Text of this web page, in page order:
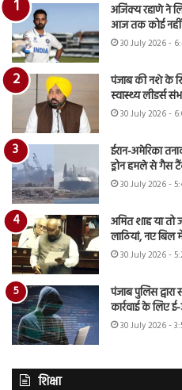
अजिंक्य रहाणे ने
आज तक कोई नहीं
30 July 2026 -
पंजाब की नशे के
स्वास्थ्य लीडर्स
30 July 2026 -
ईरान-अमेरिका
ड्रोन हमले से गैस
30 July 2026 -
अमित शाह या तो
लाठियां, नए
30 July 2026 -
पंजाब पुलिस
कार्रवाई के
30 July 2026 -
शिक्षा